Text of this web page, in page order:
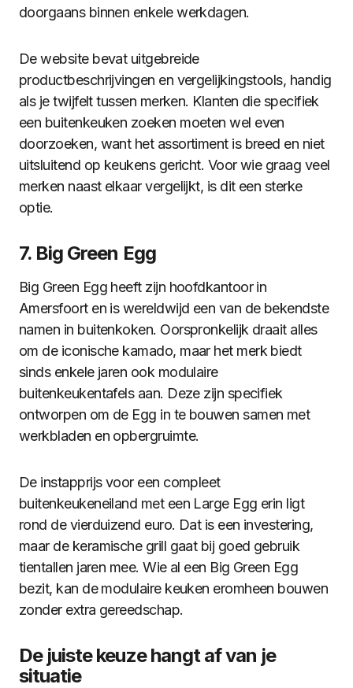
doorgaans binnen enkele werkdagen.
De website bevat uitgebreide
productbeschrijvingen en vergelijkingstools, handig
als je twijfelt tussen merken. Klanten die specifiek
een buitenkeuken zoeken moeten wel even
doorzoeken, want het assortiment is breed en niet
uitsluitend op keukens gericht. Voor wie graag veel
merken naast elkaar vergelijkt, is dit een sterke
optie.
7. Big Green Egg
Big Green Egg heeft zijn hoofdkantoor in
Amersfoort en is wereldwijd een van de bekendste
namen in buitenkoken. Oorspronkelijk draait alles
om de iconische kamado, maar het merk biedt
sinds enkele jaren ook modulaire
buitenkeukentafels aan. Deze zijn specifiek
ontworpen om de Egg in te bouwen samen met
werkbladen en opbergruimte.
De instapprijs voor een compleet
buitenkeukeneiland met een Large Egg erin ligt
rond de vierduizend euro. Dat is een investering,
maar de keramische grill gaat bij goed gebruik
tientallen jaren mee. Wie al een Big Green Egg
bezit, kan de modulaire keuken eromheen bouwen
zonder extra gereedschap.
De juiste keuze hangt af van je
situatie